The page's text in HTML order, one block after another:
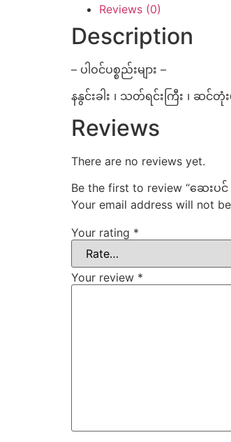
Reviews (0)
Description
– ပါဝင်ပစ္စည်းများ –
နနွင်းခါး ၊ သတ်ရင်းကြီး ၊ ဆင်တုံ
Reviews
There are no reviews yet.
Be the first to review “ဆေးပ
Your email address will not
Your rating *
Your review *